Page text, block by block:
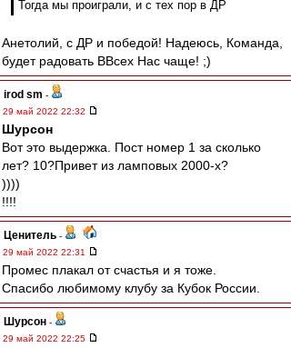
Тогда мы проиграли, и с тех пор в ДР
Анетолий, с ДР и победой! Надеюсь, Команда,
будет радовать ВВсех Нас чаще! ;)
irod sm -
29 май 2022 22:32
Шурсон
Вот это выдержка. Пост номер 1 за сколько
лет? 10?Привет из ламповых 2000-х?
))))
!!!!
Ценитель -
29 май 2022 22:31
Промес плакал от счастья и я тоже.
Спасибо любимому клубу за Кубок России.
Шурсон -
29 май 2022 22:25